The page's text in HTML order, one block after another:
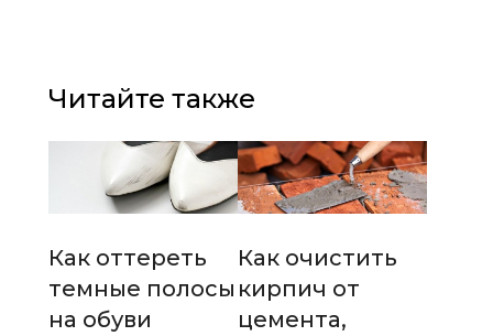
Читайте также
Как оттереть
темные полосы
на обуви
Как очистить
кирпич от
цемента,